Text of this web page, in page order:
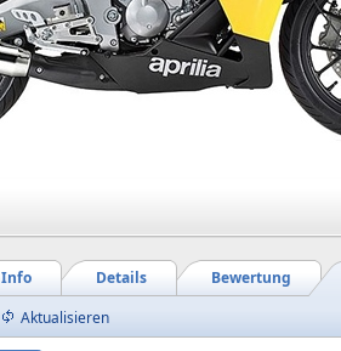
Bewertung
Details
Info
Aktualisieren